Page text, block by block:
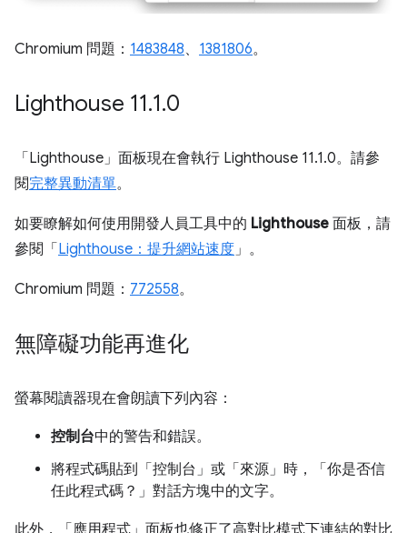
Chromium 問題： 1483848、 1381806。
Lighthouse 11.1.0
「Lighthouse」 面板現在會執行 Lighthouse 11.1.0。請參
閱完整異動清單。
如要瞭解如何使用開發人員工具中的 Lighthouse 面板，請
參閱「Lighthouse：提升網站速度 」。
Chromium 問題： 772558。
無障礙功能再進化
螢幕閱讀器現在會朗讀下列內容：
控制台中的警告和錯誤。
將程式碼貼到「控制台」 或「來源」 時，「你是否信
任此程式碼？」 對話方塊中的文字。
此外，「應用程式」 面板也修正了高對比模式下連結的對比